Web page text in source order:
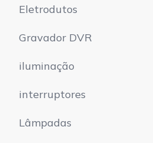
Eletrodutos
Gravador DVR
iluminação
interruptores
Lâmpadas